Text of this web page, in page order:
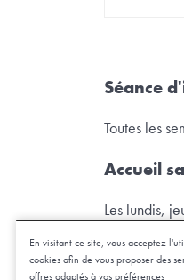
Séance
Toutes les
Accueil
Les lundis,
2026 ©
En visitant ce site, vous acceptez
cookies afin de vous proposer des
offres adaptés à vos préférences